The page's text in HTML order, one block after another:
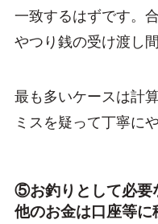
一致するはずです。
やつり銭の受け渡し
最も多いケースは計
ミスを疑って丁寧に
⑤お釣りとして必要
他のお金は口座等に